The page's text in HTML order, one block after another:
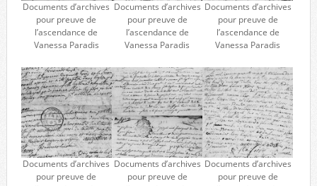
Documents d’archives
pour preuve de
l’ascendance de
Vanessa Paradis
Documents d’archives
pour preuve de
l’ascendance de
Vanessa Paradis
Documents d’archives
pour preuve de
l’ascendance de
Vanessa Paradis
Documents d’archives
pour preuve de
Documents d’archives
pour preuve de
Documents d’archives
pour preuve de